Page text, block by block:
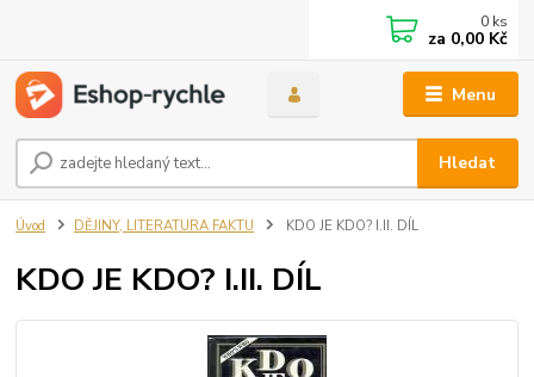
Menu
Hledat
0 ks
za 0,00 Kč
Úvod DĚJINY, LITERATURA FAKTU KDO JE KDO? I.II. DÍL
KDO JE KDO? I.II. DÍL